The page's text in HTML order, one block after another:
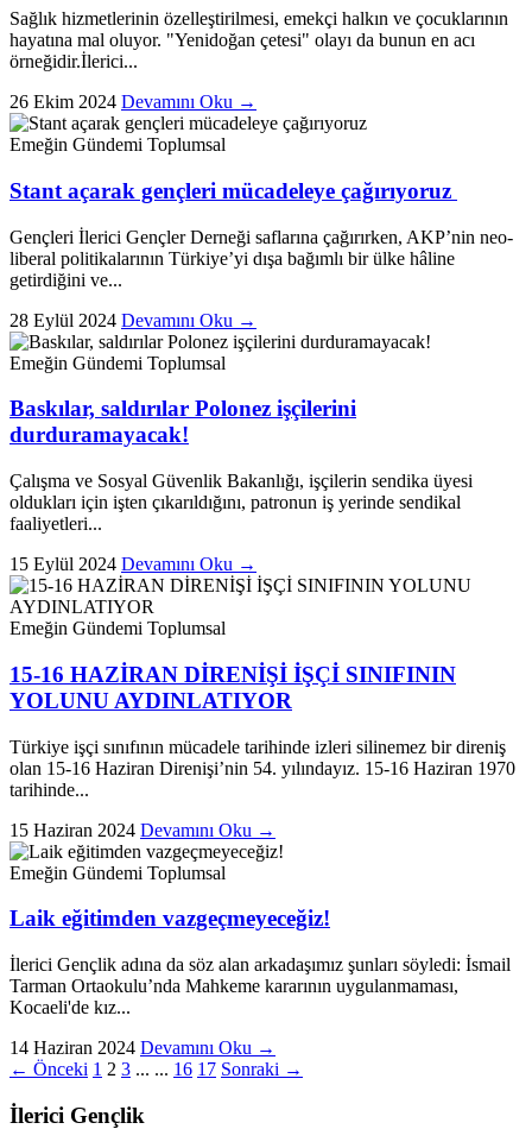
Sağlık hizmetlerinin özelleştirilmesi, emekçi halkın ve çocuklarının
hayatına mal oluyor. "Yenidoğan çetesi" olayı da bunun en acı
örneğidir.İlerici...
26 Ekim 2024 Devamını Oku →
Emeğin Gündemi Toplumsal
Stant açarak gençleri mücadeleye çağırıyoruz
Gençleri İlerici Gençler Derneği saflarına çağırırken, AKP’nin neo-
liberal politikalarının Türkiye’yi dışa bağımlı bir ülke hâline
getirdiğini ve...
28 Eylül 2024 Devamını Oku →
Emeğin Gündemi Toplumsal
Baskılar, saldırılar Polonez işçilerini
durduramayacak!
Çalışma ve Sosyal Güvenlik Bakanlığı, işçilerin sendika üyesi
oldukları için işten çıkarıldığını, patronun iş yerinde sendikal
faaliyetleri...
15 Eylül 2024 Devamını Oku →
Emeğin Gündemi Toplumsal
15-16 HAZİRAN DİRENİŞİ İŞÇİ SINIFININ
YOLUNU AYDINLATIYOR
Türkiye işçi sınıfının mücadele tarihinde izleri silinemez bir direniş
olan 15-16 Haziran Direnişi’nin 54. yılındayız. 15-16 Haziran 1970
tarihinde...
15 Haziran 2024 Devamını Oku →
Emeğin Gündemi Toplumsal
Laik eğitimden vazgeçmeyeceğiz!
İlerici Gençlik adına da söz alan arkadaşımız şunları söyledi: İsmail
Tarman Ortaokulu’nda Mahkeme kararının uygulanmaması,
Kocaeli'de kız...
14 Haziran 2024 Devamını Oku →
← Önceki 1 2 3 ... ... 16 17 Sonraki →
İlerici Gençlik